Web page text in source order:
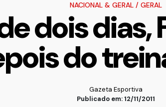
NACIONAL & GERAL/ GERAL
dois dias,
do
Gazeta Esportiva
Publicado em: 12/11/2011